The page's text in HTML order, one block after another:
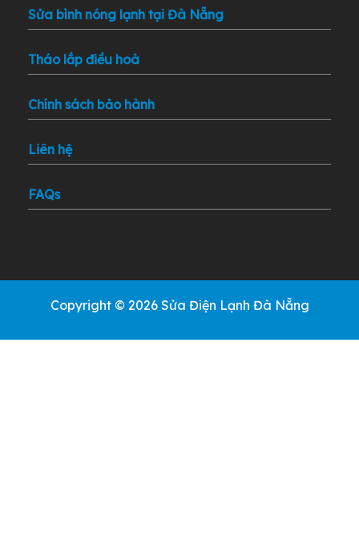
Sửa bình nóng lạnh tại Đà Nẵng
Tháo lắp điều hoà
Chính sách bảo hành
Liên hệ
FAQs
Copyright © 2026 Sửa Điện Lạnh Đà Nẵng